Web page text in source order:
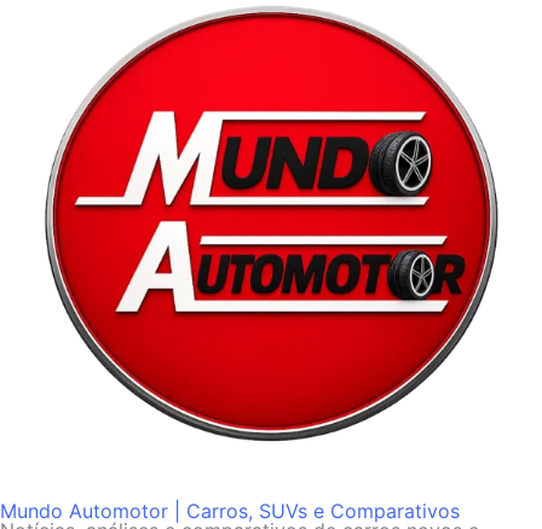
Mundo Automotor | Carros, SUVs e Comparativos